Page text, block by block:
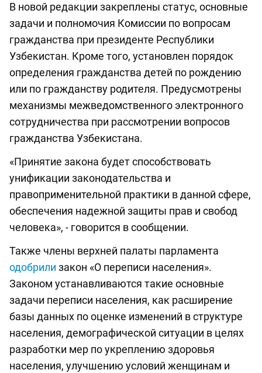
В новой редакции закреплены статус, основные
задачи и полномочия Комиссии по вопросам
гражданства при президенте Республики
Узбекистан. Кроме того, установлен порядок
определения гражданства детей по рождению
или по гражданству родителя. Предусмотрены
механизмы межведомственного электронного
сотрудничества при рассмотрении вопросов
гражданства Узбекистана.
«Принятие закона будет способствовать
унификации законодательства и
правоприменительной практики в данной сфере,
обеспечения надежной защиты прав и свобод
человека», - говорится в сообщении.
Также члены верхней палаты парламента
одобрили закон «О переписи населения».
Законом устанавливаются такие основные
задачи переписи населения, как расширение
базы данных по оценке изменений в структуре
населения, демографической ситуации в целях
разработки мер по укреплению здоровья
населения, улучшению условий женщинам и